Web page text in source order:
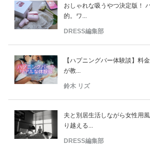
おしゃれな吸うやつ決定版！
的。ワ...
DRESS編集部
【ハプニングバー体験談】料
が教...
鈴木 リズ
夫と別居生活しながら女性用
り越える...
DRESS編集部